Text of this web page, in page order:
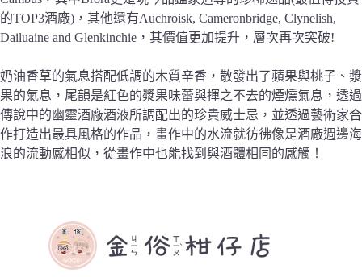
的TOP3酒廠)，其他還有Auchroisk, Cameronbridge, Clynelish,
Dailuaine and Glenkinchie，其價值更加提升，層次再次突破!
奶油香草的氣息搭配低調的木質辛香，散發出了蘋果與桃子、漿
果的氣息，尾韻是紅色的漿果味蕾與揮之不去的煙燻氣息，透過
傳說中的幽靈酒廠酒液所調配出的珍貴威士忌，並透過藝術家合
作打造出最具風格的作品，畫作中的水流就彷彿像是酒廠週邊海
浪的流動感相似，從畫作中也能找到與酒體相同的感觸！